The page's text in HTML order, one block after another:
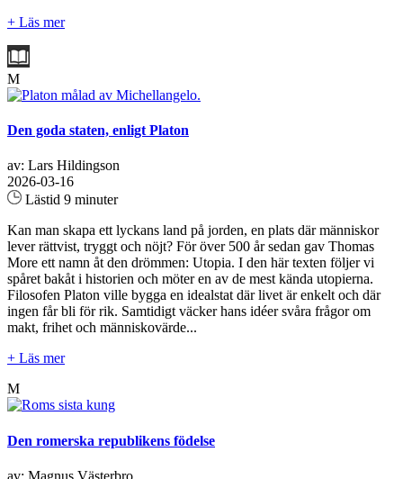
+ Läs mer
M
Den goda staten, enligt Platon
av: Lars Hildingson
2026-03-16
Lästid 9 minuter
Kan man skapa ett lyckans land på jorden, en plats där människor
lever rättvist, tryggt och nöjt? För över 500 år sedan gav Thomas
More ett namn åt den drömmen: Utopia. I den här texten följer vi
spåret bakåt i historien och möter en av de mest kända utopierna.
Filosofen Platon ville bygga en idealstat där livet är enkelt och där
ingen får bli för rik. Samtidigt väcker hans idéer svåra frågor om
makt, frihet och människovärde...
+ Läs mer
M
Den romerska republikens födelse
av: Magnus Västerbro